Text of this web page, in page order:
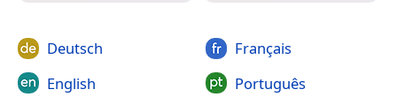
Deutsch
English
Français
Português